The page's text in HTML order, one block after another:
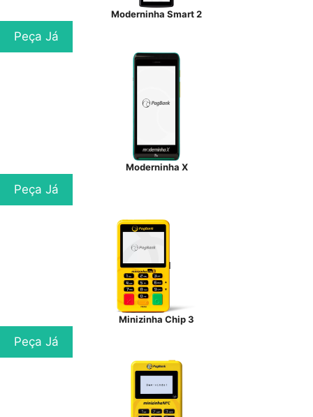
Moderninha Smart 2
Peça Já
Moderninha X
Peça Já
Minizinha Chip 3
Peça Já